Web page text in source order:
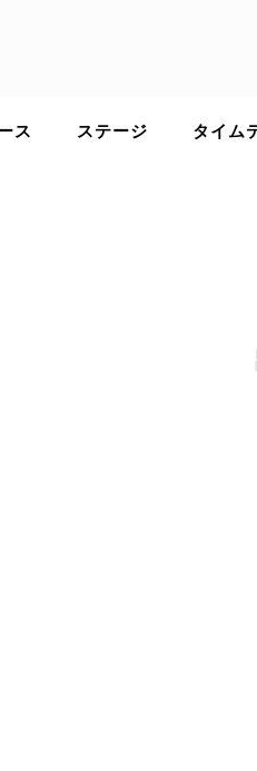
ス ステージ タイム